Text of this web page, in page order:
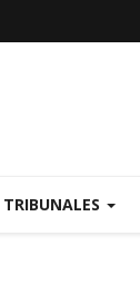
TRIBUNALES